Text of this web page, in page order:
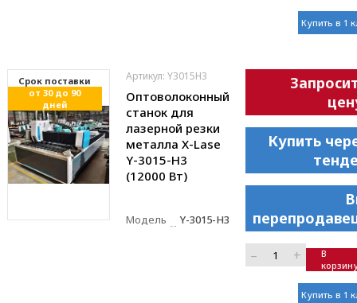
Купить в 1
Cрок поставки
от 30 до 90
дней
Артикул: Y3015H3
Оптоволоконный
станок для
лазерной резки
металла X-Lase
Y-3015-H3
(12000 Вт)
Модель Y-3015-H3
Купить
– +
В
Купить в 1